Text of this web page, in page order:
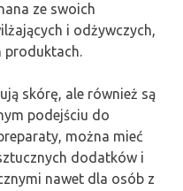
ze swoich
i odżywczych,
produktach.
skórę, ale również są
podejściu do
można mieć
dodatków i
nawet dla osób z